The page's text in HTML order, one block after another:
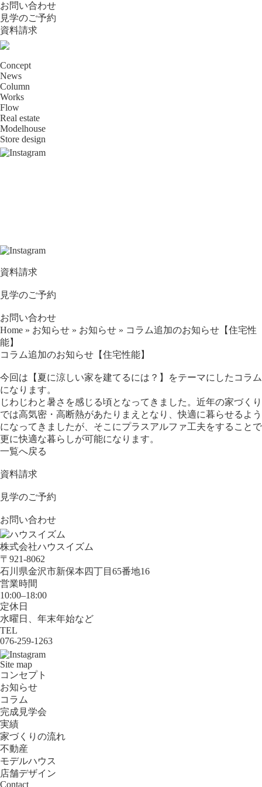
お問い合わせ
見学のご予約
資料請求
Concept
News
Column
Works
Flow
Real estate
Modelhouse
Store design
資料請求
見学のご予約
お問い合わせ
Home » お知らせ » お知らせ » コラム追加のお知らせ【住宅性
能】
コラム追加のお知らせ【住宅性能】
今回は【夏に涼しい家を建てるには？】をテーマにしたコラム
になります。
じわじわと暑さを感じる頃となってきました。近年の家づくり
では高気密・高断熱があたりまえとなり、快適に暮らせるよう
になってきましたが、そこにプラスアルファ工夫をすることで
更に快適な暮らしが可能になります。
一覧へ戻る
資料請求
見学のご予約
お問い合わせ
株式会社ハウスイズム
〒921-8062
石川県金沢市新保本四丁目65番地16
営業時間
10:00–18:00
定休日
水曜日、年末年始など
TEL
076-259-1263
Site map
コンセプト
お知らせ
コラム
完成見学会
実績
家づくりの流れ
不動産
モデルハウス
店舗デザイン
Contact